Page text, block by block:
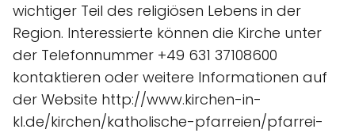
wichtiger Teil des religiösen Lebens in der
Region. Interessierte können die Kirche unter
der Telefonnummer +49 631 37108600
kontaktieren oder weitere Informationen auf
der Website http://www.kirchen-in-
kl.de/kirchen/katholische-pfarreien/pfarrei-